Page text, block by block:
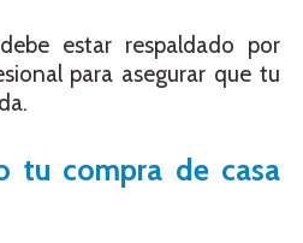
estar respaldado por
para asegurar que tu
tu compra de casa